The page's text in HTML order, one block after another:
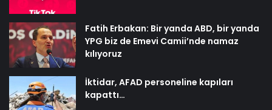
Fatih Erbakan: Bir yanda ABD, bir yanda
YPG biz de Emevi Camii’nde namaz
kılıyoruz
İktidar, AFAD personeline kapıları
kapattı…